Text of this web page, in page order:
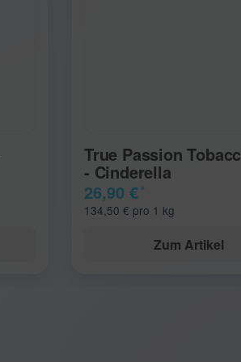
True Passion
- Cinderella
26,90 €*
134,50 € pro 1 kg
Zum Artikel